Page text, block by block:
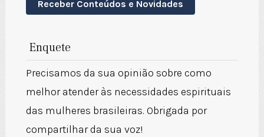
Receber Conteúdos e Novidades
Enquete
Precisamos da sua opinião sobre como
melhor atender às necessidades espirituais
das mulheres brasileiras. Obrigada por
compartilhar da sua voz!